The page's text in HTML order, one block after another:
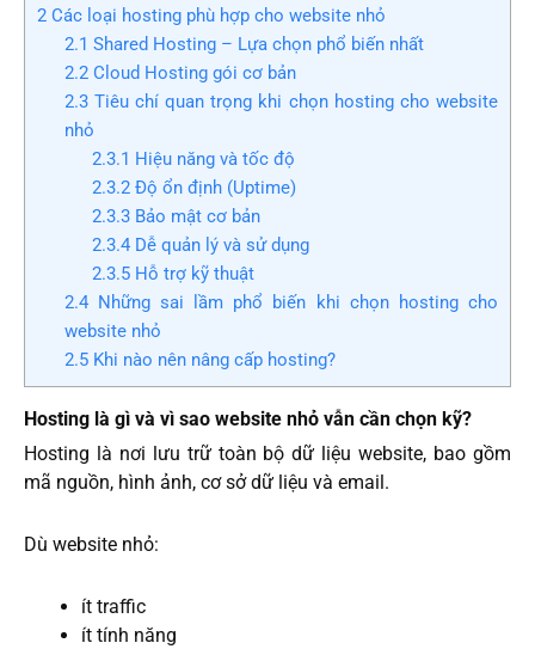
2 Các loại hosting phù hợp cho website nhỏ
2.1 Shared Hosting – Lựa chọn phổ biến nhất
2.2Cloud Hosting gói cơ bản
2.3Tiêu chí quan trọng khi chọn hosting cho website
nhỏ
2.3.1 Hiệu năng và tốc độ
2.3.2Độ ổn định (Uptime)
2.3.3Bảo mật cơ bản
2.3.4Dễ quản lý và sử dụng
2.3.5Hỗ trợ kỹ thuật
2.4Những sai lầm phổ biến khi chọn hosting cho
website nhỏ
2.5Khi nào nên nâng cấp hosting?
Hosting là gì và vì sao website nhỏ vẫn cần chọn kỹ?
Hosting là nơi lưu trữ toàn bộ dữ liệu website, bao gồm
mã nguồn, hình ảnh, cơ sở dữ liệu và email.
Dù website nhỏ:
ít traffic
ít tính năng